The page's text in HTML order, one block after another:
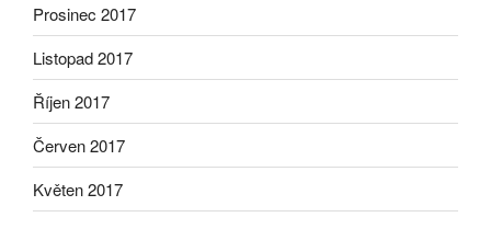
Prosinec 2017
Listopad 2017
Říjen 2017
Červen 2017
Květen 2017